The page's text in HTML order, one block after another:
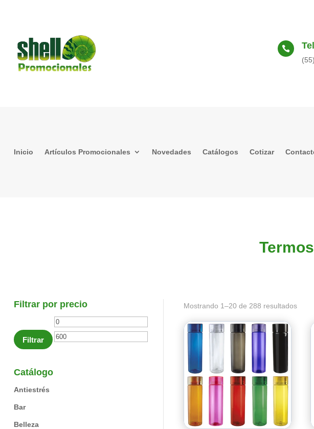

Inicio Artículos Promocionales Novedades Catálogos Cotizar
Filtrar por precio
Precio
mínimo
Filtrar
Catálogo
Antiestrés
Bar
Belleza
Mostrando 1–20 de 288 resultados